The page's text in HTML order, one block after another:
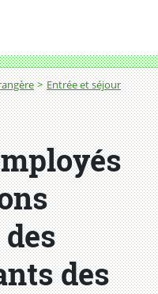
Entrée et séjour
des